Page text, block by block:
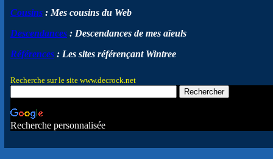
Cousins : Mes cousins du Web
Descendances : Descendances de mes aïeuls
Références : Les sites référençant Wintree
Recherche sur le site www.decrock.net
Recherche personnalisée